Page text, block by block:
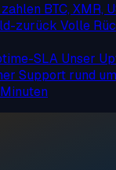
BTC, XMR,
zurück Volle
SLA Unser
Support rund